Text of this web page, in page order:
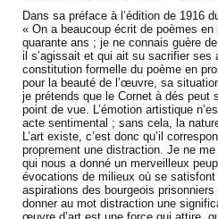
Dans sa préface à l’édition de 1916
« On a beaucoup écrit de poèmes
quarante ans ; je ne connais guère
il s’agissait et qui ait su sacrifier ses
constitution formelle du poème en
pour la beauté de l’œuvre, sa
je prétends que le Cornet à dés peut
point de vue. L’émotion artistique
acte sentimental ; sans cela, la
L’art existe, c’est donc qu’il
proprement une distraction. Je ne
qui nous a donné un merveilleux
évocations de milieux où se
aspirations des bourgeois
donner au mot distraction une